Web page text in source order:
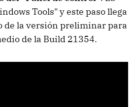
Tools" y este paso llega
de la versión preliminar para
de la Build 21354.